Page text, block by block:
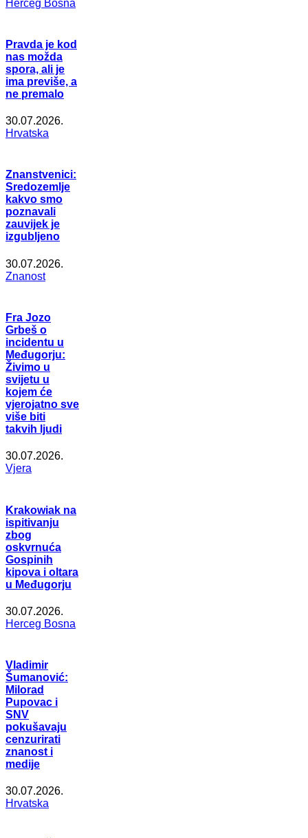
Herceg Bosna
Pravda je kod
nas možda
spora, ali je
ima previše, a
ne premalo
30.07.2026.
Hrvatska
Znanstvenici:
Sredozemlje
kakvo smo
poznavali
zauvijek je
izgubljeno
30.07.2026.
Znanost
Fra Jozo
Grbeš o
incidentu u
Međugorju:
Živimo u
svijetu u
kojem će
vjerojatno sve
više biti
takvih ljudi
30.07.2026.
Vjera
Krakowiak na
ispitivanju
zbog
oskvrnuća
Gospinih
kipova i oltara
u Međugorju
30.07.2026.
Herceg Bosna
Vladimir
Šumanović:
Milorad
Pupovac i
SNV
pokušavaju
cenzurirati
znanost i
medije
30.07.2026.
Hrvatska